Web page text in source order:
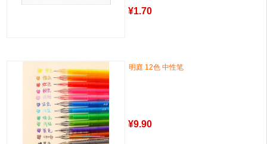
¥1.70
明庭 12色 中性笔
¥9.90